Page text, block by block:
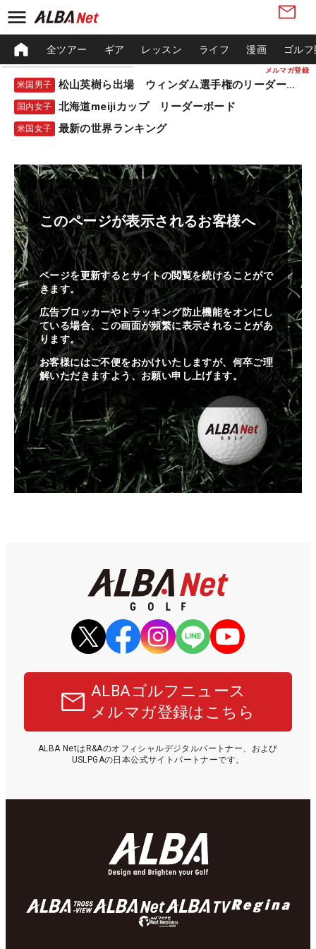
メルマガ登録
全ツアー ギア レッスン ライフ 漫画 ゴル
米国男子 松山英樹ら出場 ウィンダム選手権のリーダーボード
国内女子 北海道meijiカップ リーダーボード
米国女子 最新の世界ランキング
このページが表示されるお客様へ
ページを更新するとサイトの閲覧を続けることがで
きます。
広告ブロッカーやトラッキング防止機能をオンにし
ている場合、この画面が頻繁に表示されることがあ
ります。
お客様にはご不便をおかけいたしますが、何卒ご理
解いただきますよう、お願い申し上げます。
ALBAゴルフニュース
メルマガ登録はこちら
ALBA NetはR&Aのオフィシャルデジタルパートナー、および
USLPGAの日本公式サイトパートナーです。